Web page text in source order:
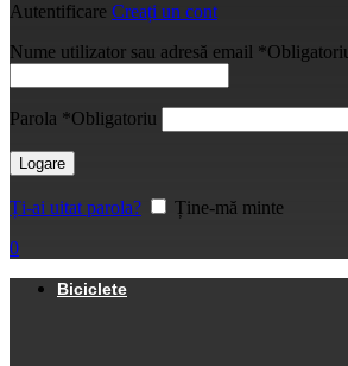
Autentificare Creați un cont
Nume utilizator sau adresă email *
Parola *Obligatoriu
Logare
Ți-ai uitat parola?
Ține-mă minte
0
Biciclete